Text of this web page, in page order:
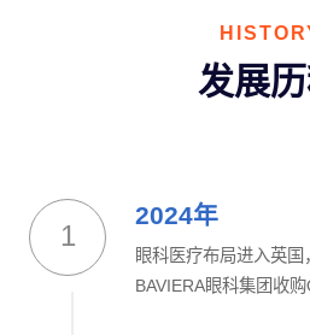
发展
1
2024年
眼科医疗布局进入英
BAVIERA眼科集团收